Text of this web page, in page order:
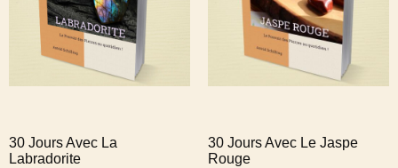
30 Jours Avec La
Labradorite
30 Jours Avec Le Jaspe
Rouge